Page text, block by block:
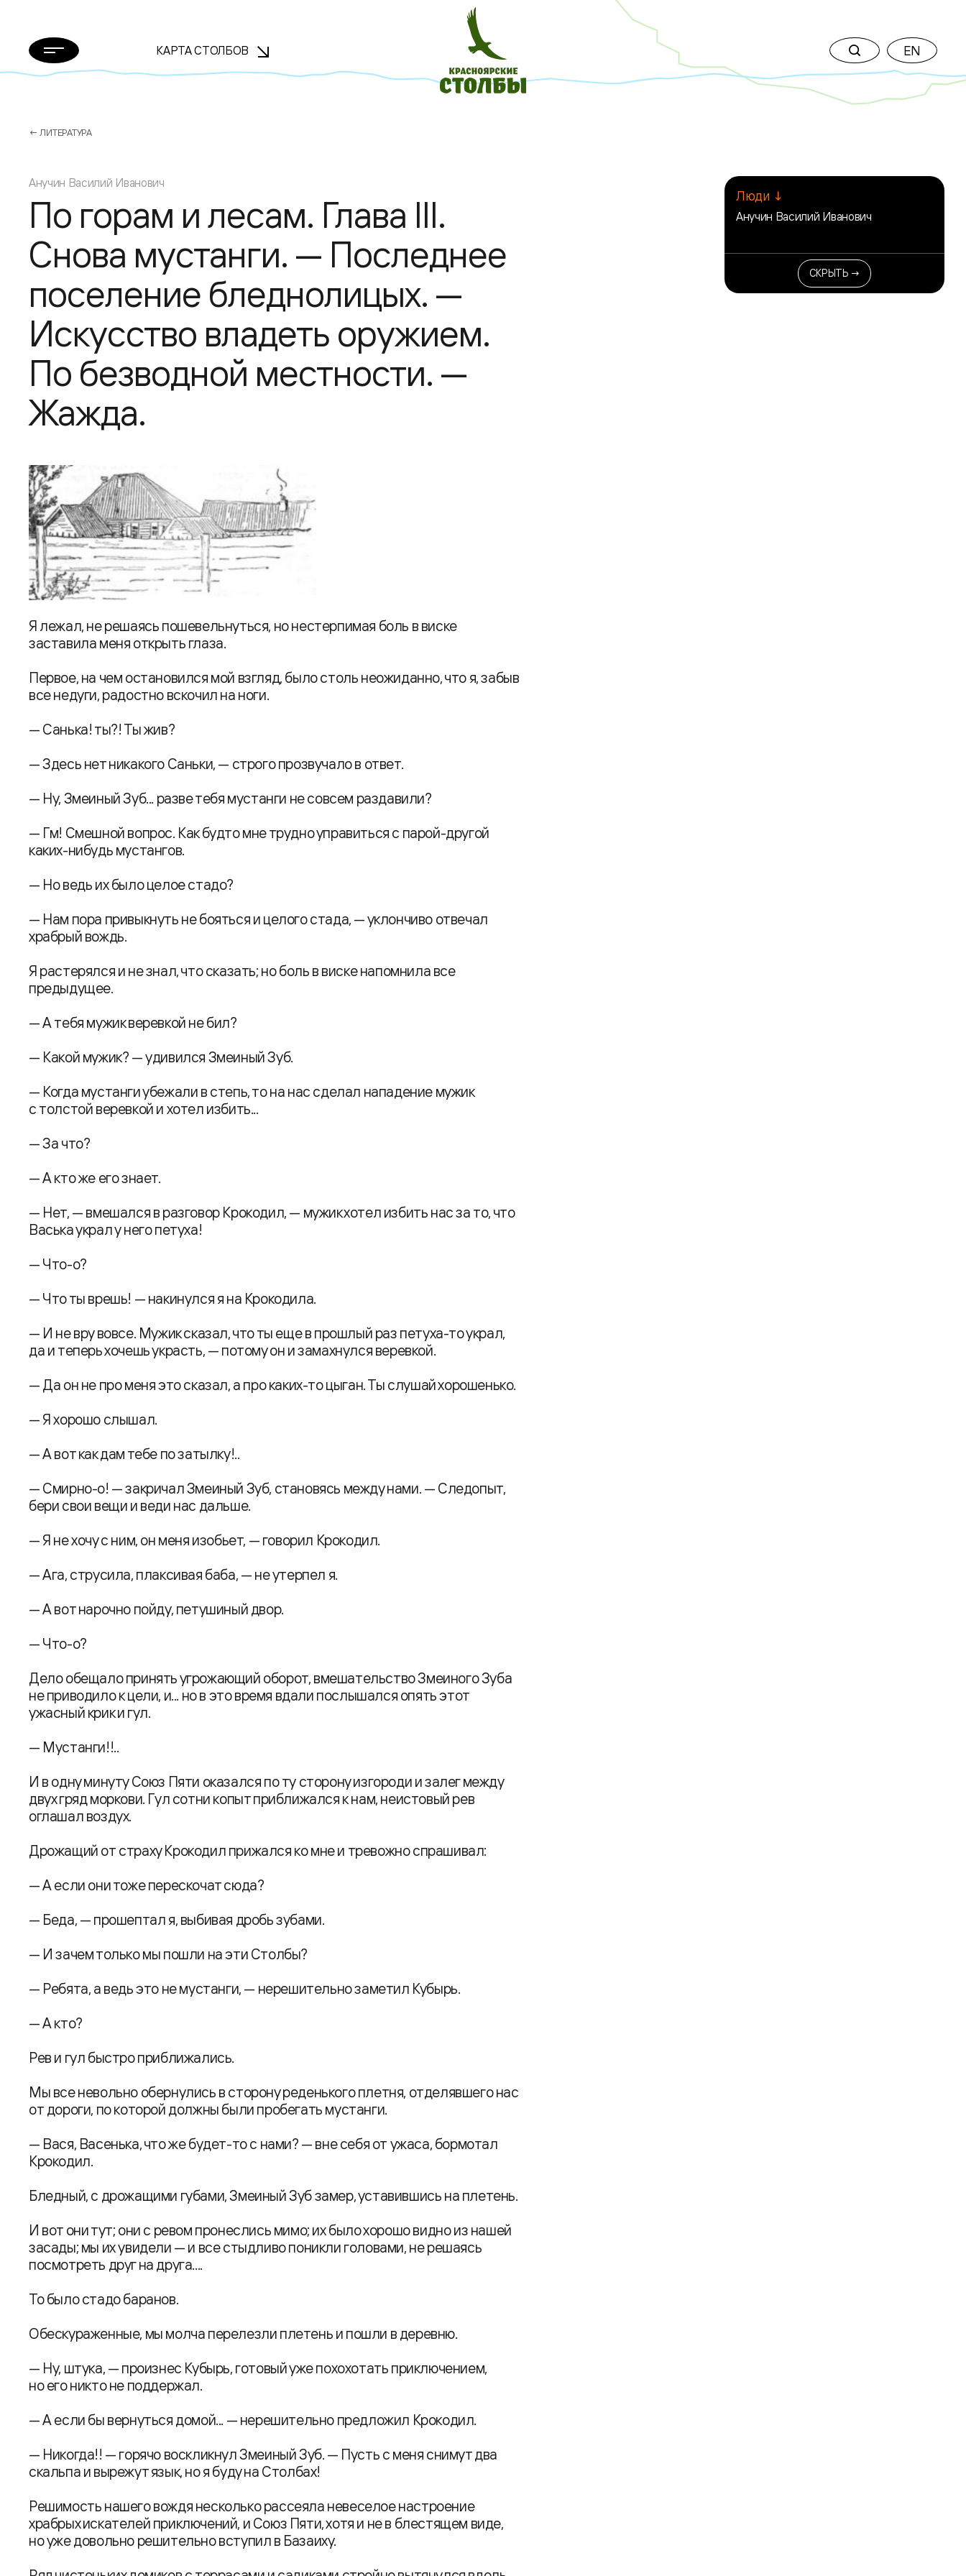
КАРТА СТОЛБОВ EN
← ЛИТЕРАТУРА
Анучин Василий Иванович
По горам и лесам. Глава III.
Снова мустанги. — Последнее
поселение бледнолицых. —
Искусство владеть оружием.
По безводной местности. —
Жажда.
Я лежал, не решаясь пошевельнуться, но нестерпимая боль в виске
заставила меня открыть глаза.
Первое, на чем остановился мой взгляд, было столь неожиданно, что я, забыв
все недуги, радостно вскочил на ноги.
— Санька! ты?! Ты жив?
— Здесь нет никакого Саньки, — строго прозвучало в ответ.
— Ну, Змеиный Зуб... разве тебя мустанги не совсем раздавили?
— Гм! Смешной вопрос. Как будто мне трудно управиться с парой-другой
каких-нибудь мустангов.
— Но ведь их было целое стадо?
— Нам пора привыкнуть не бояться и целого стада, — уклончиво отвечал
храбрый вождь.
Я растерялся и не знал, что сказать; но боль в виске напомнила все
предыдущее.
— А тебя мужик веревкой не бил?
— Какой мужик? — удивился Змеиный Зуб.
— Когда мycтанги убежали в степь, то на нас сделал нападение мужик
с толстой веревкой и хотел избить...
— За что?
— А кто же его знает.
— Нет, — вмешался в разговор Крокодил, — мужик хотел избить нас за то, что
Васька украл у него петуха!
— Что-о?
— Что ты врешь! — накинулся я на Крокодила.
— И не вру вовсе. Мужик сказал, что ты еще в прошлый раз петуха-то украл,
да и теперь хочешь украсть, — потому он и замахнулся веревкой.
— Да он не про меня это сказал, а про каких-то цыган. Ты слушай хорошенько.
— Я хорошо cлышал.
— А вот как дам тебе по затылку!..
— Смирно-о! — закричал Змеиный Зуб, становясь между нами. — Следопыт,
бери свои вещи и веди нас дальше.
— Я не хочу с ним, он меня изобьет, — говорил Крокодил.
— Ага, струсила, плаксивая баба, — не утерпел я.
— А вот нарочно пойду, петушиный двор.
— Что-о?
Дело обещало принять угрожающий оборот, вмешательство Змеиного Зуба
не приводило к цели, и... но в это время вдали послышался опять этот
ужасный крик и гул.
— Мустанги!!..
И в одну минуту Союз Пяти оказался по ту сторону изгороди и залег между
двух гряд моркови. Гул сотни копыт приближался к нам, неистовый рев
оглашал воздух.
Дрожащий от страху Крокодил прижался ко мне и тревожно спрашивал:
— А если они тоже перескочат сюда?
— Беда, — прошептал я, выбивая дробь зубами.
— И зачем только мы пошли на эти Столбы?
— Ребята, а ведь это не мустанги, — нерешительно заметил Кубырь.
— А кто?
Рев и гул быстро приближались.
Мы все невольно обернулись в сторону реденького плетня, отделявшего нас
от дороги, по которой должны были пробегать мустанги.
— Вася, Васенька, что же будет-то с нами? — вне себя от ужаса, бормотал
Крокодил.
Бледный, с дрожащими губами, Змеиный Зуб замер, уставившись на плетень.
И вот они тут; они с ревом пронеслись мимо; их было хорошо видно из нашей
засады; мы их увидели — и все стыдливо поникли головами, не решаясь
посмотреть друг на друга....
То было стадо баранов.
Обескураженные, мы молча перелезли плетень и пошли в деревню.
— Ну, штука, — произнес Кубырь, готовый уже похохотать приключением,
но его никто не поддержал.
— А если бы вернуться домой... — нерешительно предложил Крокодил.
— Никогда!! — горячо воскликнул Змеиный Зуб. — Пусть с меня снимут два
скальпа и вырежут язык, но я буду на Столбах!
Решимость нашего вождя несколько рассеяла невеселое настроение
храбрых искателей приключений, и Союз Пяти, хотя и не в блестящем виде,
но уже довольно решительно вступил в Базаиху.
Люди ↓
Анучин Василий Иванович
СКРЫТЬ →